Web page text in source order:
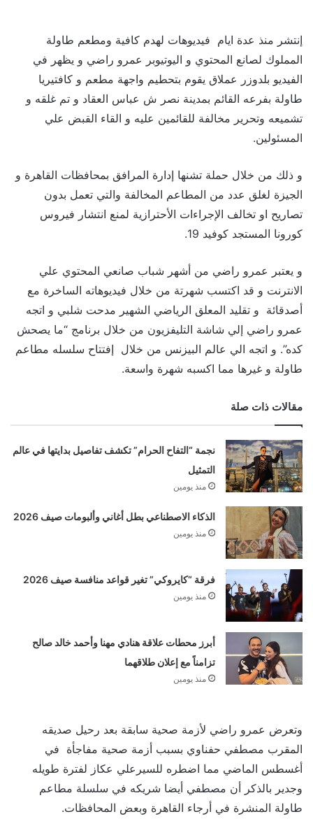
إنتشر منذ عدة ايام فيديوهات لهدم كافية ومطعم طاولة
المملوك لصانع المحتوي و اليوتيوبر عمرو راضي و يظهر في
الفيديو بلدوزر عملاق يقوم بتحطيم واجهة مطعم و كافتيريا
طاولة بفرعه القائم بمدينة نصر ش عباس العقاد و تم غلقه و
تشميعه وتحرير مخالفة للقائمين عليه و القاء القبض علي
المسئولين.
و ذلك من خلال حملة تشنها إدارة المرافق بمحافظات القاهرة و
الجيزة لغلق عدد من المطاعم المخالفة والتي تعمل بدون
تصاريح او تخالف الإجراءات الأحترازية لمنع انتشار فيروس
كورونا المستجد كوفيد 19.
و يعتبر عمرو راضي من أشهر شباب صانعي المحتوي علي
الانترنت و قد اكتسب شهرتة من خلال فيديوهاته الساخرة مع
أصدقائة و تقليد المعلق الرياضي الشهير مدحت شلبي و اتجه
عمرو راضي إلي شاشة التليفزيون من خلال برنامج “ما يصحش
كده”. و اتجه الي عالم البيزنس من خلال إفتتاح سلسله مطاعم
طاولة و غيرها مما اكسبه شهرة واسعة.
مقالات ذات صلة
نجمة “التفاح الحرام” تكشف تفاصيل بدايتها في عالم
التمثيل
منذ يومين
الذكاء الاصطناعي بطل أغاني وألبومات صيف 2026
منذ يومين
فرقة “كايروكي” تغير قواعد منافسة صيف 2026
منذ يومين
أبرز محطات علاقة هنادي مهنا وأحمد خالد صالح
تزامناً مع إعلان طلاقهما
منذ يومين
وتعرض عمرو راضي لأزمة صحية سابقة بعد رحيل صديقه
المقرب مصطفي حفناوي بسبب أزمة صحية مفاجأة في
أغسطس الماضي مما اضطره للسيرعلي عكاز لفترة طويله
وجدير بالذكر أن مصطفي أيضا شريكه في سلسلة مطاعم
طاولة المنشرة في أرجاء القاهرة وبعض المحافظات.